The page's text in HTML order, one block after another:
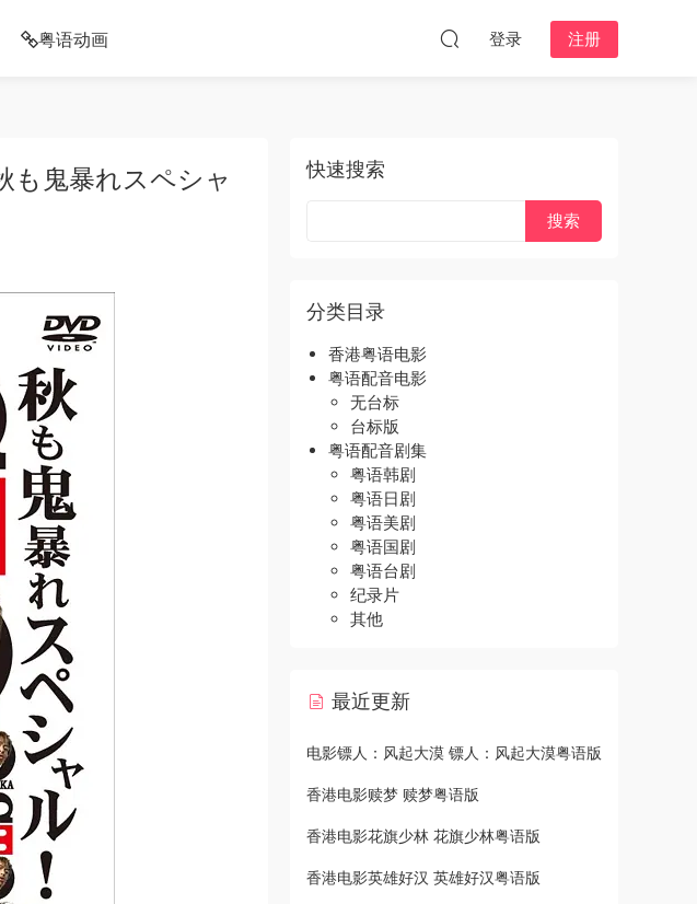
粤语动画 登录 注册
も鬼暴れスペシャ
快速搜索
分类目录
香港粤语电影
粤语配音电影
无台标
台标版
粤语配音剧集
粤语韩剧
粤语日剧
粤语美剧
粤语国剧
粤语台剧
纪录片
其他
最近更新
电影镖人：风起大漠 镖人：风起大漠粤语版
香港电影赎梦 赎梦粤语版
香港电影花旗少林 花旗少林粤语版
香港电影英雄好汉 英雄好汉粤语版